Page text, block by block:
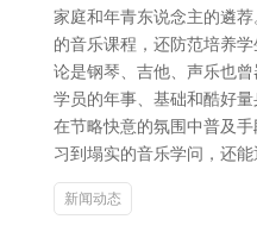
家庭和年青东说念主的遴
的音乐课程，还防范培养
论是钢琴、吉他、声乐也
学员的年事、基础和酷好
在节略快意的氛围中普及
习到塌实的音乐学问，还
新闻动态